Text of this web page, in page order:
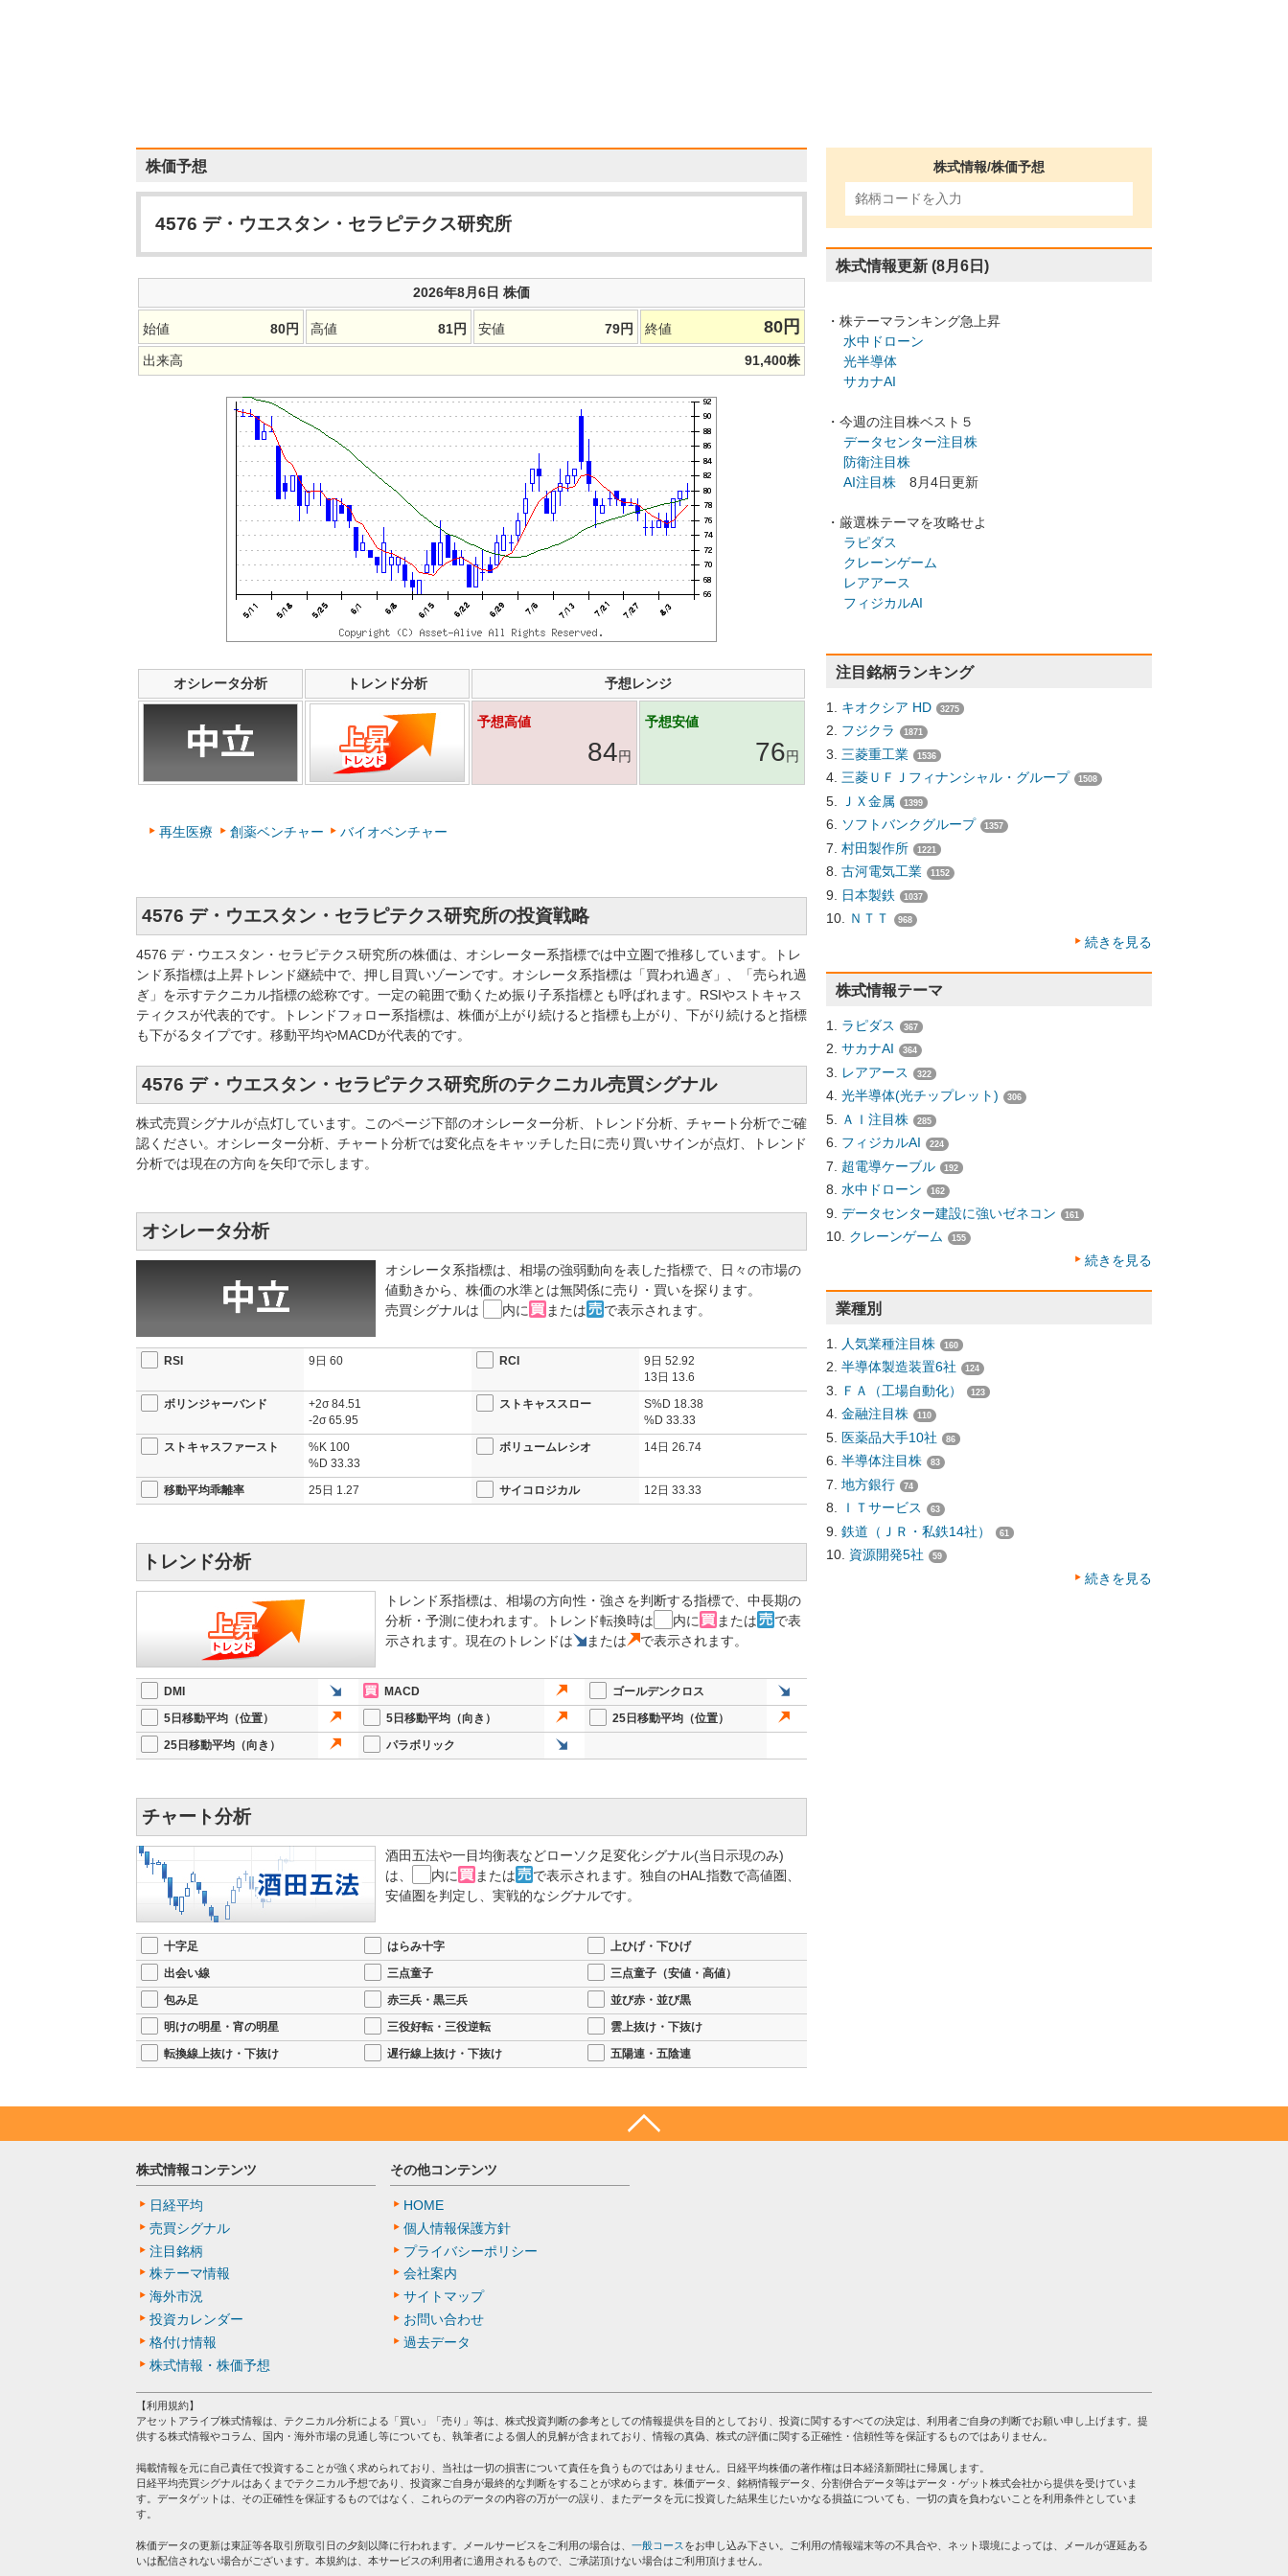
株価予想
4576 デ・ウエスタン・セラピテクス研究所
2026年8月6日 株価
始値 80円 高値 81円 安値 79円 終値 80 円
出来高 91,400株
オシレータ分析 トレンド分析 予想レンジ
予想高値
84円
予想安値
76円
再生医療 創薬ベンチャー バイオベンチャー
4576 デ・ウエスタン・セラピテクス研究所の投資戦略
4576 デ・ウエスタン・セラピテクス研究所の株価は、オシレーター系指標では中立圏で推移しています。トレ
ンド系指標は上昇トレンド継続中で、押し目買いゾーンです。オシレータ系指標は「買われ過ぎ」、「売られ過
ぎ」を示すテクニカル指標の総称です。一定の範囲で動くため振り子系指標とも呼ばれます。RSIやストキャス
ティクスが代表的です。トレンドフォロー系指標は、株価が上がり続けると指標も上がり、下がり続けると指標
も下がるタイプです。移動平均やMACDが代表的です。
4576 デ・ウエスタン・セラピテクス研究所のテクニカル売買シグナル
株式売買シグナルが点灯しています。このページ下部のオシレーター分析、トレンド分析、チャート分析でご確
認ください。オシレーター分析、チャート分析では変化点をキャッチした日に売り買いサインが点灯、トレンド
分析では現在の方向を矢印で示します。
オシレータ分析
オシレータ系指標は、相場の強弱動向を表した指標で、日々の市場の
値動きから、株価の水準とは無関係に売り・買いを探ります。
売買シグナルは
内に または で表示されます。
RSI 9日 60 RCI 9日 52.92
13日 13.6
ボリンジャーバンド
+2σ84.51
-2σ65.95
ストキャススロー S%D 18.38
%D 33.33
ストキャスファースト
%K 100
%D 33.33
ボリュームレシオ 14日 26.74
移動平均乖離率 25日 1.27 サイコロジカル 12日 33.33
トレンド分析
トレンド系指標は、相場の方向性・強さを判断する指標で、中長期の
分析・予測に使われます。トレンド転換時は
内に または
で表
示されます。現在のトレンドは
または で表示されます。
DMI MACD
ゴールデンクロス
5日移動平均（位置）
5日移動平均（向き）
25日移動平均（位置）
25日移動平均（向き）
パラボリック
チャート分析
酒田五法や一目均衡表などローソク足変化シグナル(当日示現のみ)
は、
内に または
で表示されます。独自のHAL指数で高値圏、
安値圏を判定し、実戦的なシグナルです。
十字足 はらみ十字
上ひげ・下ひげ
出会い線
三点童子
三点童子（安値・高値）
包み足
赤三兵・黒三兵
並び赤・並び黒
明けの明星・宵の明星
三役好転・三役逆転
雲上抜け・下抜け
転換線上抜け・下抜け
遅行線上抜け・下抜け 五陽連・五陰連
株式情報/株価予想
株式情報更新 (8月6日)
・株テーマランキング急上昇
水中ドローン
光半導体
サカナAI
・今週の注目株ベスト５
データセンター注目株
防衛注目株
AI注目株 8月4日更新
・厳選株テーマを攻略せよ
ラピダス
クレーンゲーム
レアアース
フィジカルAI
注目銘柄ランキング
キオクシア HD 3275
フジクラ 1871
三菱重工業 1536
三菱ＵＦＪフィナンシャル・グループ 1508
ＪＸ金属 1399
ソフトバンクグループ 1357
村田製作所 1221
古河電気工業 1152
日本製鉄 1037
ＮＴＴ 968
続きを見る
株式情報テーマ
ラピダス 367
サカナAI 364
レアアース 322
光半導体(光チップレット) 306
ＡＩ注目株 285
フィジカルAI 224
超電導ケーブル 192
水中ドローン 162
データセンター建設に強いゼネコン 161
クレーンゲーム 155
続きを見る
業種別
人気業種注目株 160
半導体製造装置6社 124
ＦＡ（工場自動化） 123
金融注目株 110
医薬品大手10社 86
半導体注目株 83
地方銀行 74
ＩＴサービス 63
鉄道（ＪＲ・私鉄14社） 61
資源開発5社 59
続きを見る
株式情報コンテンツ
日経平均
売買シグナル
注目銘柄
株テーマ情報
海外市況
投資カレンダー
格付け情報
株式情報・株価予想
その他コンテンツ
HOME
個人情報保護方針
プライバシーポリシー
会社案内
サイトマップ
お問い合わせ
過去データ
【利用規約】
アセットアライブ株式情報は、テクニカル分析による「買い」「売り」等は、株式投資判断の参考としての情報提供を目的としており、投資に関するすべての決定は、利用者ご自身の判断でお願い申し上げます。提
供する株式情報やコラム、国内・海外市場の見通し等についても、執筆者による個人的見解が含まれており、情報の真偽、株式の評価に関する正確性・信頼性等を保証するものではありません。
掲載情報を元に自己責任で投資することが強く求められており、当社は一切の損害について責任を負うものではありません。日経平均株価の著作権は日本経済新聞社に帰属します。
日経平均売買シグナルはあくまでテクニカル予想であり、投資家ご自身が最終的な判断をすることが求めらます。株価データ、銘柄情報データ、分割併合データ等はデータ・ゲット株式会社から提供を受けていま
す。データゲットは、その正確性を保証するものではなく、これらのデータの内容の万が一の誤り、またデータを元に投資した結果生じたいかなる損益についても、一切の責を負わないことを利用条件としていま
す。
株価データの更新は東証等各取引所取引日の夕刻以降に行われます。メールサービスをご利用の場合は、 一般コース をお申し込み下さい。ご利用の情報端末等の不具合や、ネット環境によっては、メールが遅延ある
いは配信されない場合がございます。本規約は、本サービスの利用者に適用されるもので、ご承諾頂けない場合はご利用頂けません。